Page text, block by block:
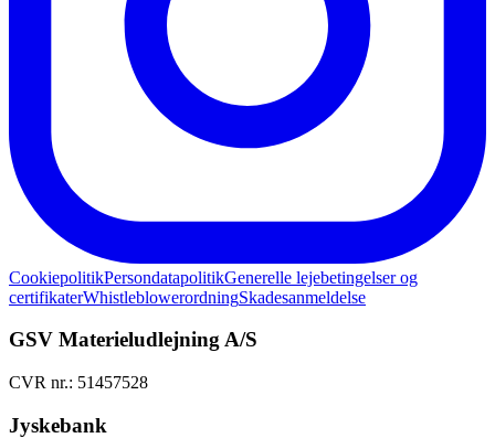
CookiepolitikPersondatapolitikGenerelle lejebetingelser og
certifikaterWhistleblowerordningSkadesanmeldelse
GSV Materieludlejning A/S
CVR nr.: 51457528
Jyskebank